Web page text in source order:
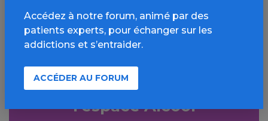
Aller plus loin sur
l’espace Alcool
Accédez à notre forum, animé par des
patients experts, pour échanger sur les
addictions et s’entraider.
ACCÉDER AU FORUM